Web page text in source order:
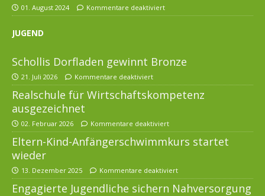
01. August 2024 Kommentare deaktiviert
JUGEND
Schollis Dorfladen gewinnt Bronze
21. Juli 2026 Kommentare deaktiviert
Realschule für Wirtschaftskompetenz
ausgezeichnet
02. Februar 2026 Kommentare deaktiviert
Eltern-Kind-Anfängerschwimmkurs startet
wieder
13. Dezember 2025 Kommentare deaktiviert
Engagierte Jugendliche sichern Nahversorgung